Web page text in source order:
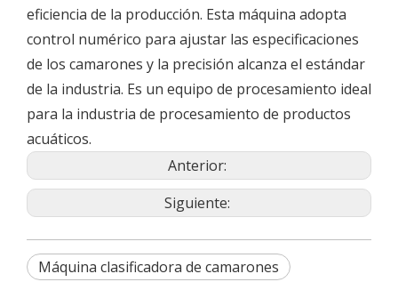
eficiencia de la producción. Esta máquina adopta
control numérico para ajustar las especificaciones
de los camarones y la precisión alcanza el estándar
de la industria. Es un equipo de procesamiento ideal
para la industria de procesamiento de productos
acuáticos.
Anterior:
Siguiente:
Máquina clasificadora de camarones